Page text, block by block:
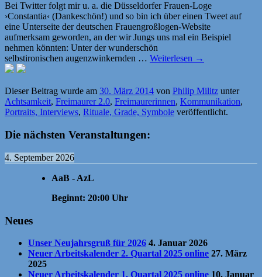
Bei Twitter folgt mir u. a. die Düsseldorfer Frauen-Loge
›Constantia‹ (Dankeschön!) und so bin ich über einen Tweet auf
eine Unterseite der deutschen Frauengroßlogen-Website
aufmerksam geworden, an der wir Jungs uns mal ein Beispiel
nehmen könnten: Unter der wunderschön
selbstironischen augenzwinkernden … Weiterlesen →
Dieser Beitrag wurde am 30. März 2014 von Philip Militz unter
Achtsamkeit, Freimaurer 2.0, Freimaurerinnen, Kommunikation,
Portraits, Interviews, Rituale, Grade, Symbole veröffentlicht.
Die nächsten Veranstaltungen:
4. September 2026
AaB - AzL
Beginnt: 20:00 Uhr
Neues
Unser Neujahrsgruß für 2026 4. Januar 2026
Neuer Arbeitskalender 2. Quartal 2025 online 27. März
2025
Neuer Arbeitskalender 1. Quartal 2025 online 10. Januar